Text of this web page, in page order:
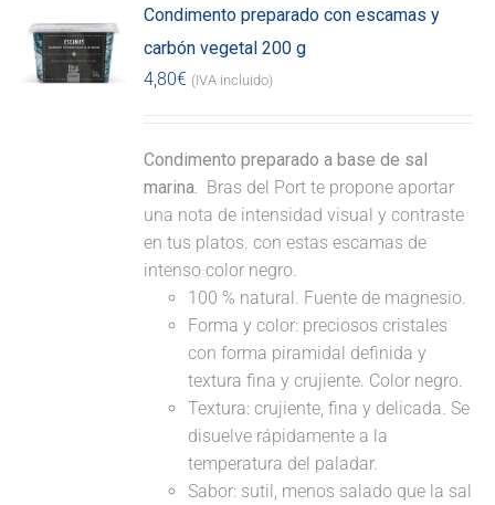
Condimento preparado con escamas y
carbón vegetal 200 g
4,80€ (IVA incluido)
Condimento preparado a base de sal
marina. Bras del Port te propone aportar
una nota de intensidad visual y contraste
en tus platos. con estas escamas de
intenso color negro.
100 % natural. Fuente de magnesio.
Forma y color: preciosos cristales
con forma piramidal definida y
textura fina y crujiente. Color negro.
Textura: crujiente, fina y delicada. Se
disuelve rápidamente a la
temperatura del paladar.
Sabor: sutil, menos salado que la sal